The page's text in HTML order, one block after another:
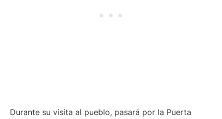
Durante su visita al pueblo, pasará por la Puerta